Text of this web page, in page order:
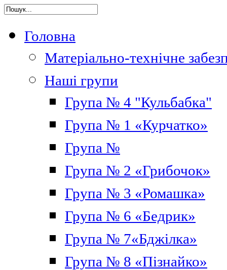
Головна
Матеріально-технічне
Наші групи
Група № 4 "Кульбабка"
Група № 1 «Курчатко»
Група №
Група № 2 «Грибочок»
Група № 3 «Ромашка»
Група № 6 «Бедрик»
Група № 7«Бджілка»
Група № 8 «Пізнайко»